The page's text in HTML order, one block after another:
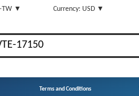
TW ▼ Currency: USD ▼
Terms and Conditions